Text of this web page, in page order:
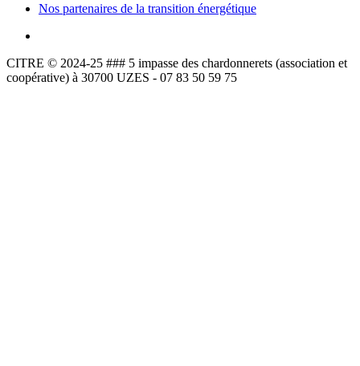
Nos partenaires de la transition énergétique
CITRE © 2024-25 ### 5 impasse des chardonnerets (association et
coopérative) à 30700 UZES - 07 83 50 59 75